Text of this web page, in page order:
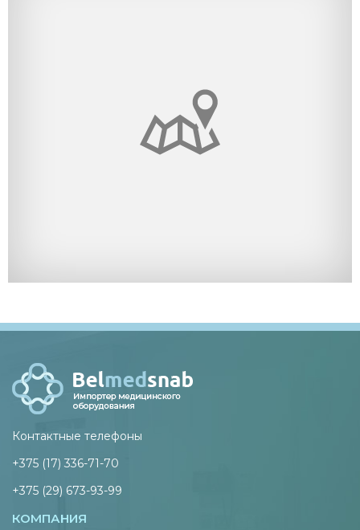
Контактные телефоны
+375 (17) 336-71-70
+375 (29) 673-93-99
КОМПАНИЯ